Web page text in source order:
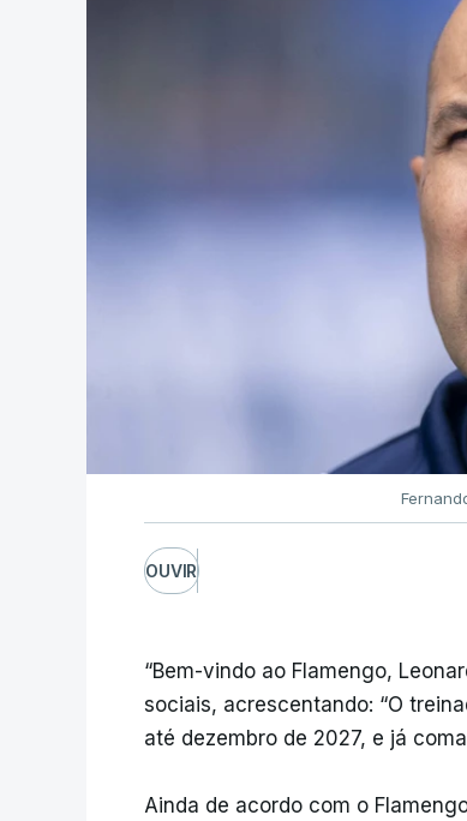
OUVIR
“Bem-vindo ao Flamengo,
sociais, acrescentando: “O
até dezembro de 2027, e já
Ainda de acordo com o